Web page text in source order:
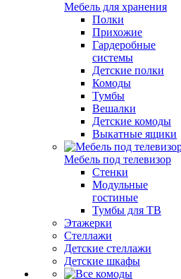
Мебель для хранения
Полки
Прихожие
Гардеробные
системы
Детские полки
Комоды
Тумбы
Вешалки
Детские комоды
Выкатные ящики
Мебель под телевизор
Стенки
Модульные
гостиные
Тумбы для ТВ
Этажерки
Стеллажи
Детские стеллажи
Детские шкафы